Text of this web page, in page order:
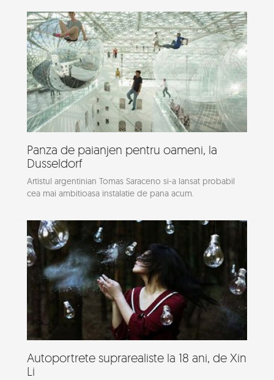
Panza de paianjen pentru oameni, la
Dusseldorf
Artistul argentinian Tomas Saraceno si-a lansat probabil
cea mai ambitioasa instalatie de pana acum.
Autoportrete suprarealiste la 18 ani, de Xin
Li